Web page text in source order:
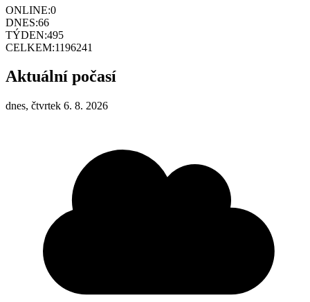
ONLINE:0
DNES:66
TÝDEN:495
CELKEM:1196241
Aktuální počasí
dnes, čtvrtek 6. 8. 2026